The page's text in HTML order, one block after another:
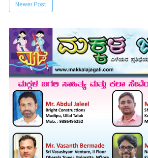
Newer Post